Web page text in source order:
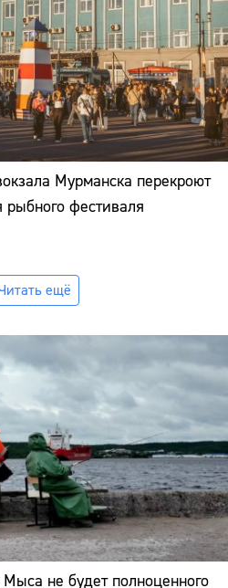
Мурманска перекроют
рыбного фестиваля
ещё
не будет полноценного